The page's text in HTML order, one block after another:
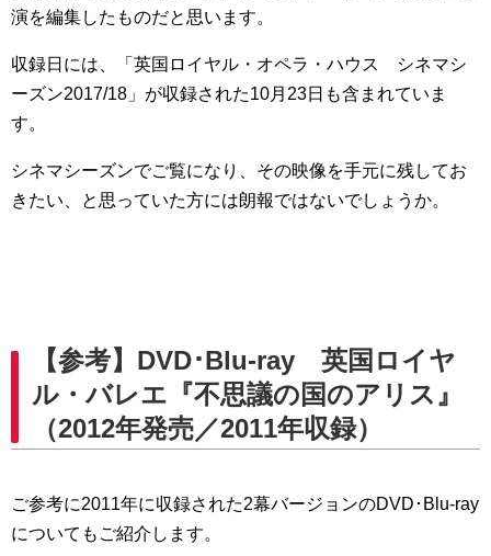
演を編集したものだと思います。
収録日には、「英国ロイヤル・オペラ・ハウス シネマシ
ーズン2017/18」が収録された10月23日も含まれていま
す。
シネマシーズンでご覧になり、その映像を手元に残してお
きたい、と思っていた方には朗報ではないでしょうか。
【参考】DVD･Blu-ray 英国ロイヤ
ル・バレエ『不思議の国のアリス』
（2012年発売／2011年収録）
ご参考に2011年に収録された2幕バージョンのDVD･Blu-ray
についてもご紹介します。